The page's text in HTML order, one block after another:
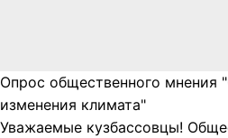
Опрос общественного мнения
изменения климата"
Уважаемые кузбассовцы!